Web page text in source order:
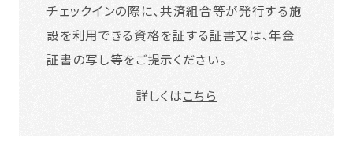
チェックインの際に、共済組合等が発行する施
設を利用できる資格を証する証書又は、年金
証書の写し等をご提示ください。
詳しくはこちら